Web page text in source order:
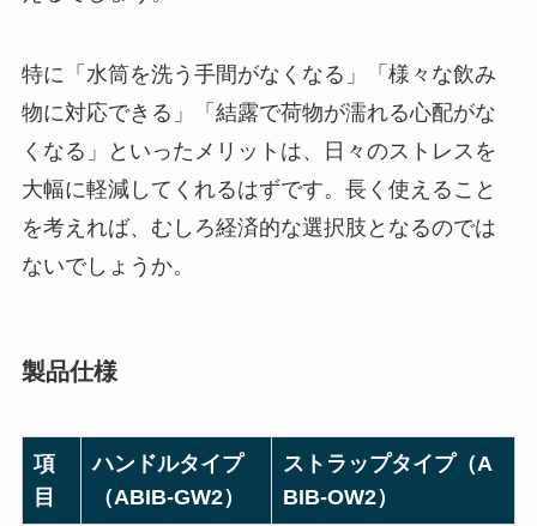
特に「水筒を洗う手間がなくなる」「様々な飲み
物に対応できる」「結露で荷物が濡れる心配がな
くなる」といったメリットは、日々のストレスを
大幅に軽減してくれるはずです。長く使えること
を考えれば、むしろ経済的な選択肢となるのでは
ないでしょうか。
製品仕様
項
目
ハンドルタイプ
（ABIB-GW2）
ストラップタイプ（A
BIB-OW2）